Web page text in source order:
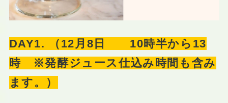
DAY1. （12月8日 10時半から13
時 ※発酵ジュース仕込み時間も含み
ます。）